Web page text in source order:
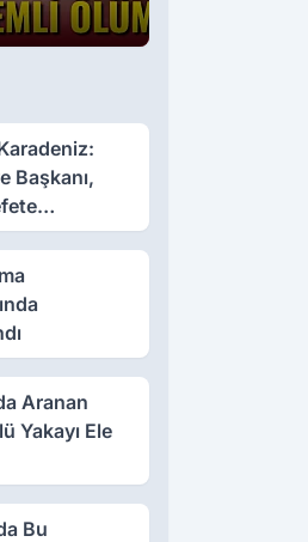
Başkanı,
Edemiyor
Aranan
Yakayı Ele
Bu